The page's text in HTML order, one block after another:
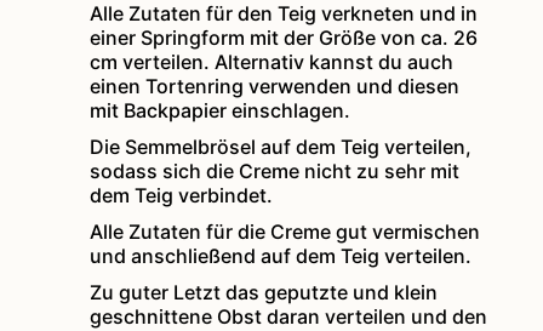
Alle Zutaten für den Teig verkneten und in
einer Springform mit der Größe von ca. 26
cm verteilen. Alternativ kannst du auch
einen Tortenring verwenden und diesen
mit Backpapier einschlagen.
Die Semmelbrösel auf dem Teig verteilen,
sodass sich die Creme nicht zu sehr mit
dem Teig verbindet.
Alle Zutaten für die Creme gut vermischen
und anschließend auf dem Teig verteilen.
Zu guter Letzt das geputzte und klein
geschnittene Obst daran verteilen und den